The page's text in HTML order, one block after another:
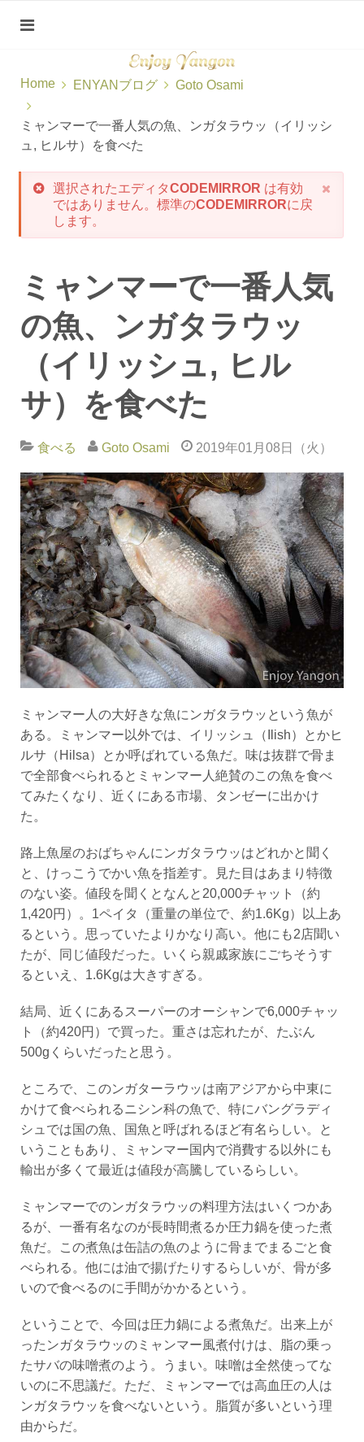
Home ENYANブログ Goto Osami
ミャンマーで一番人気の魚、ンガタラウッ（イリッシ
ュ, ヒルサ）を食べた
選択されたエディタCODEMIRROR は有効
ではありません。標準のCODEMIRRORに戻
します。
ミャンマーで一番人気
の魚、ンガタラウッ
（イリッシュ, ヒル
サ）を食べた
食べる Goto Osami 2019年01月08日（火）
ミャンマー人の大好きな魚にンガタラウッという魚が
ある。ミャンマー以外では、イリッシュ（
Ilish）とかヒ
ルサ（ Hilsa）とか呼ばれている魚だ。味は抜群で骨ま
で全部食べられるとミャンマー人絶賛のこの魚を食べ
てみたくなり、近くにある市場、タンゼーに出かけ
た。
路上魚屋のおばちゃんにンガタラウッはどれかと聞く
と、けっこうでかい魚を指差す。見た目はあまり特徴
のない姿。値段を聞くとなんと20,000チャット（約
1,420円）。1ペイタ（重量の単位で、約1.6Kg）以上あ
るという。思っていたよりかなり高い。他にも2店聞い
たが、同じ値段だった。いくら親戚家族にごちそうす
るといえ、1.6Kgは大きすぎる。
結局、近くにあるスーパーのオーシャンで6,000チャッ
ト（約420円）で買った。重さは忘れたが、たぶん
500gくらいだったと思う。
ところで、このンガターラウッは南アジアから中東に
かけて食べられるニシン科の魚で、特にバングラディ
シュでは国の魚、国魚と呼ばれるほど有名らしい。と
いうこともあり、ミャンマー国内で消費する以外にも
輸出が多くて最近は値段が高騰しているらしい。
ミャンマーでのンガタラウッの料理方法はいくつかあ
るが、一番有名なのが長時間煮るか圧力鍋を使った煮
魚だ。この煮魚は缶詰の魚のように骨までまるごと食
べられる。他には油で揚げたりするらしいが、骨が多
いので食べるのに手間がかかるという。
ということで、今回は圧力鍋による煮魚だ。出来上が
ったンガタラウッのミャンマー風煮付けは、脂の乗っ
たサバの味噌煮のよう。うまい。味噌は全然使ってな
いのに不思議だ。ただ、ミャンマーでは高血圧の人は
ンガタラウッを食べないという。脂質が多いという理
由からだ。